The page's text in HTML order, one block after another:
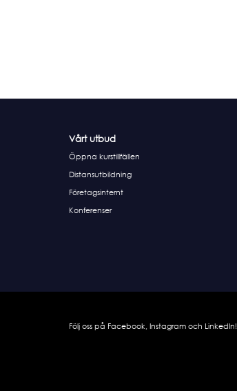
Vårt utbud
Öppna kurstillfällen
Distansutbildning
Företagsinternt
Konferenser
Följ oss på Facebook, Instagram och LinkedIn!